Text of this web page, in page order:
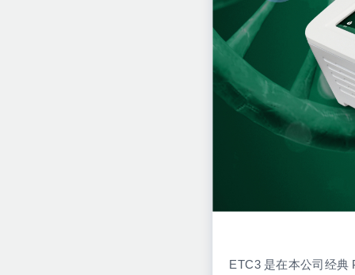
ETC3 是在本公司经典